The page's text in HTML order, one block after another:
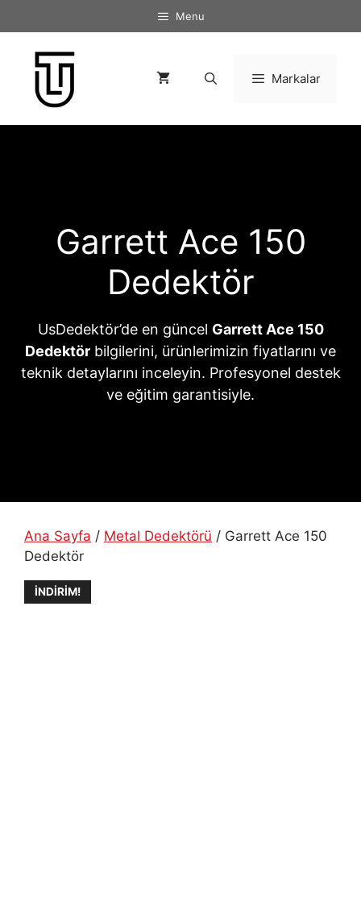
atla
Menu
Markalar
Garrett Ace 150
Dedektör
UsDedektör’de en güncel Garrett Ace 150
Dedektör bilgilerini, ürünlerimizin fiyatlarını ve
teknik detaylarını inceleyin. Profesyonel destek
ve eğitim garantisiyle.
Ana Sayfa / Metal Dedektörü / Garrett Ace 150
Dedektör
İNDIRIM!